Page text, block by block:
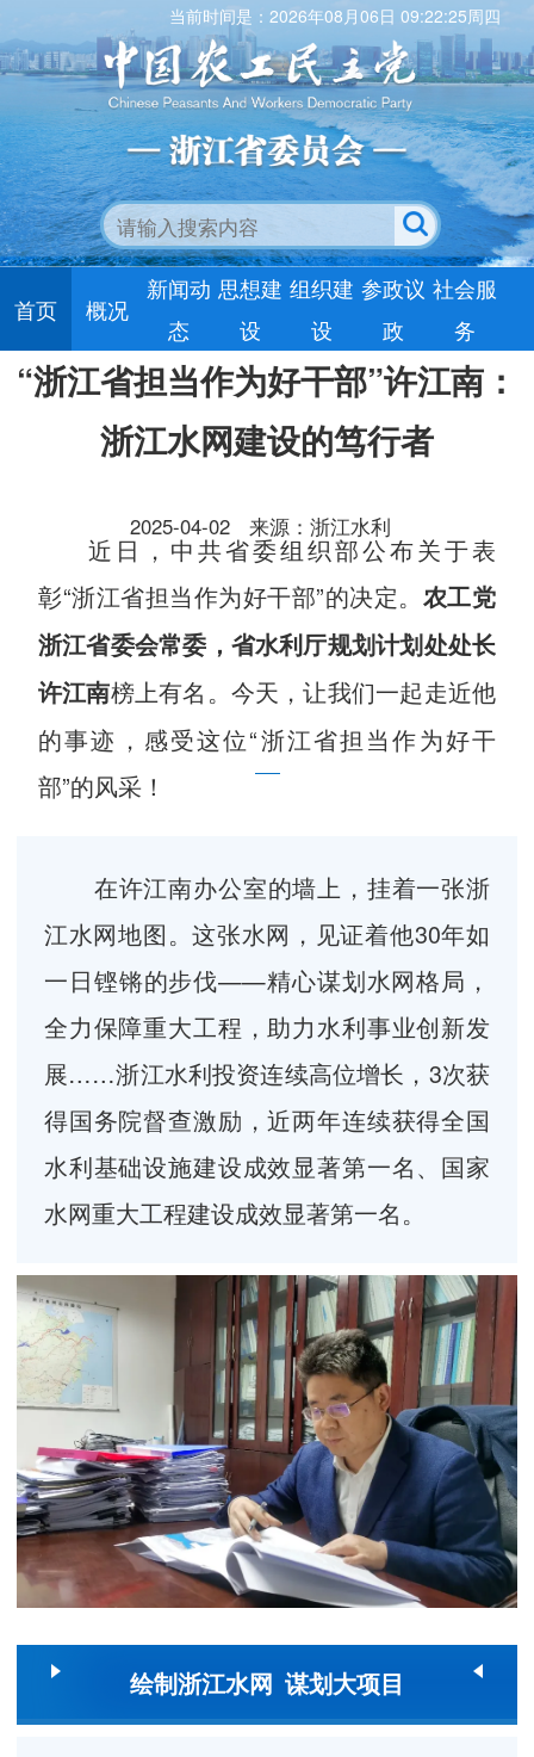
当前时间是：2026年08月06日 09:22:26周四
首页 概况
新闻动
态
思想建
设
组织建
设
参政议
政
社会服
务
“浙江省担当作为好干部”许江南：
浙江水网建设的笃行者
2025-04-02 来源：浙江水利
近日，中共省委组织部公布关于表
彰“浙江省担当作为好干部”的决定。 农工党
浙江省委会常委，省水利厅规划计划处处长
许江南榜上有名。今天，让我们一起走近他
的事迹，感受这位“浙江省担当作为好干
部”的风采！
在许江南办公室的墙上，挂着一张浙
江水网地图。这张水网，见证着他30年如
一日铿锵的步伐——精心谋划水网格局，
全力保障重大工程，助力水利事业创新发
展……浙江水利投资连续高位增长，3次获
得国务院督查激励，近两年连续获得全国
水利基础设施建设成效显著第一名、国家
水网重大工程建设成效显著第一名。
绘制浙江水网 谋划大项目